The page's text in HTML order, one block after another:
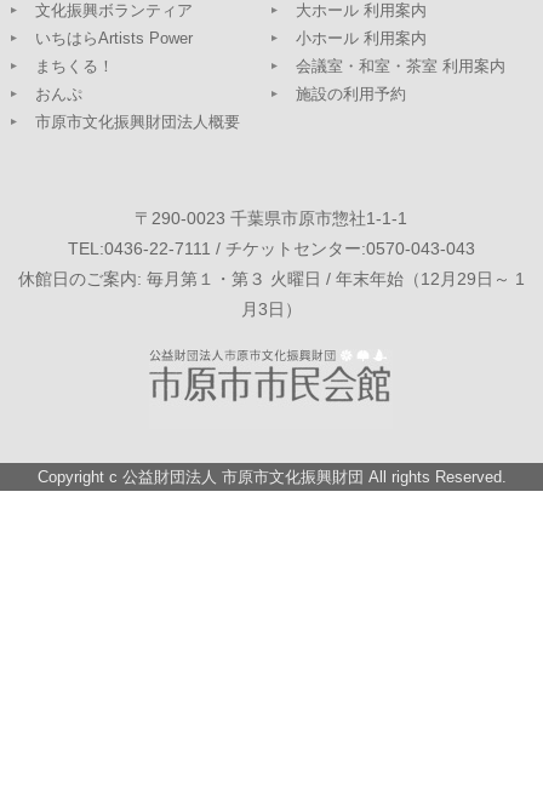
文化振興ボランティア
いちはらArtists Power
まちくる！
おんぷ
市原市文化振興財団法人概要
大ホール 利用案内
小ホール 利用案内
会議室・和室・茶室 利用案内
施設の利用予約
〒290-0023 千葉県市原市惣社1-1-1
TEL:0436-22-7111 / チケットセンター:0570-043-043
休館日のご案内: 毎月第１・第３ 火曜日 / 年末年始（12月29日～ 1
月3日）
Copyright c 公益財団法人 市原市文化振興財団 All rights Reserved.